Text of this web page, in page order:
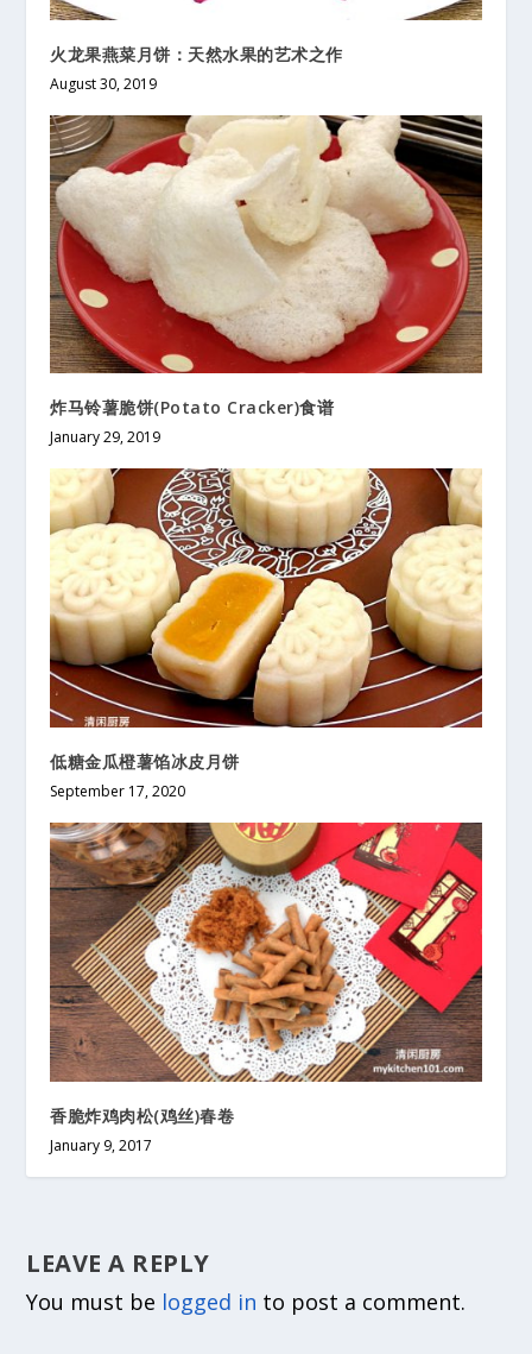
火龙果燕菜月饼：天然水果的艺术之作
August 30, 2019
炸马铃薯脆饼(Potato Cracker)食谱
January 29, 2019
低糖金瓜橙薯馅冰皮月饼
September 17, 2020
香脆炸鸡肉松(鸡丝)春卷
January 9, 2017
LEAVE A REPLY
You must be logged in to post a comment.